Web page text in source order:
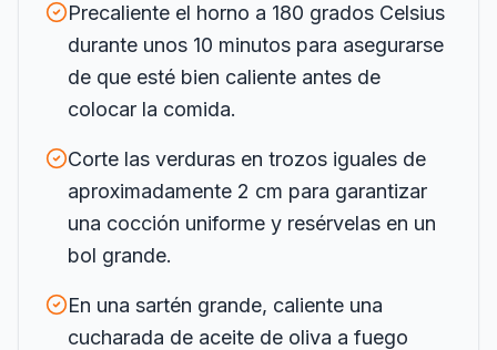
Precaliente el horno a 180 grados Celsius
durante unos 10 minutos para asegurarse
de que esté bien caliente antes de
colocar la comida.
Corte las verduras en trozos iguales de
aproximadamente 2 cm para garantizar
una cocción uniforme y resérvelas en un
bol grande.
En una sartén grande, caliente una
cucharada de aceite de oliva a fuego